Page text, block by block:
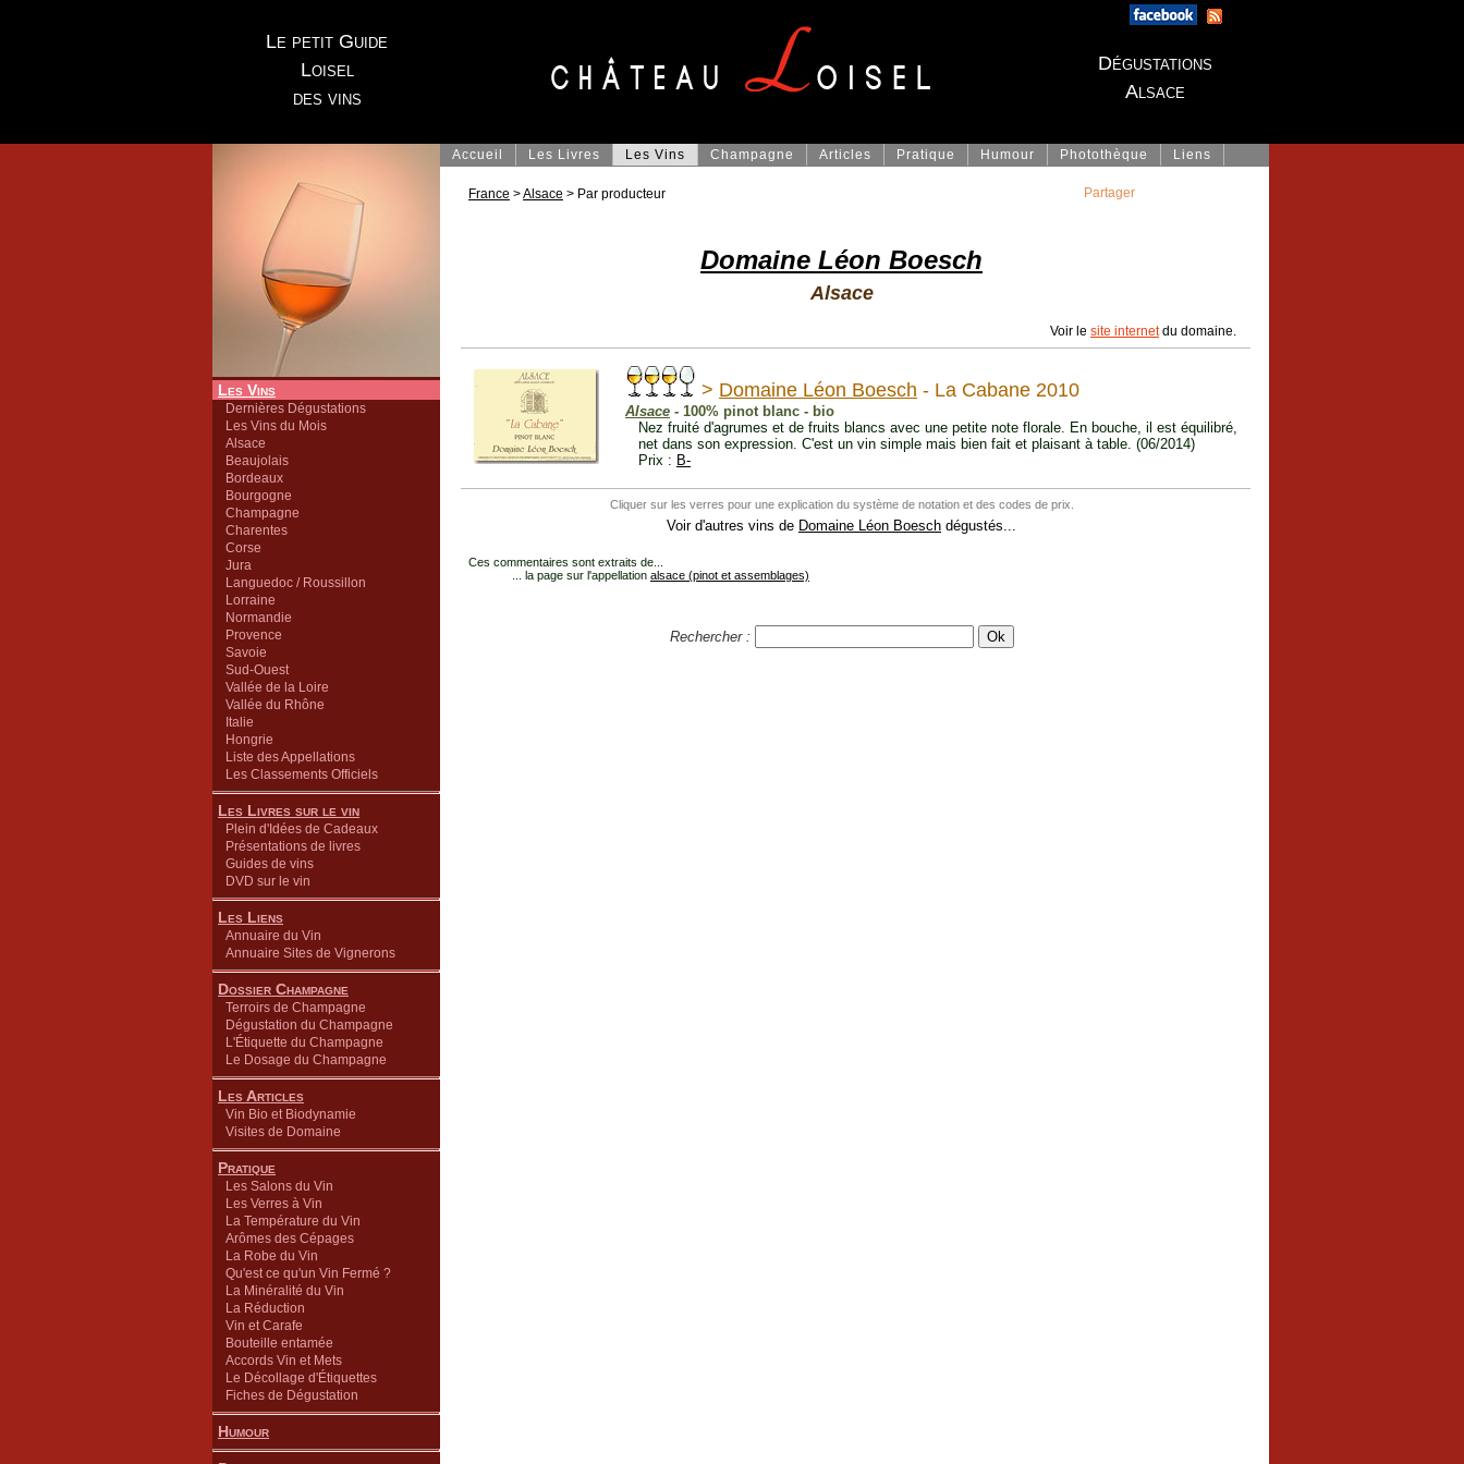
Le petit Guide
Loisel
des vins
Dégustations
Alsace
Les Vins
Dernières Dégustations
Les Vins du Mois
Alsace
Beaujolais
Bordeaux
Bourgogne
Champagne
Charentes
Corse
Jura
Languedoc / Roussillon
Lorraine
Normandie
Provence
Savoie
Sud-Ouest
Vallée de la Loire
Vallée du Rhône
Italie
Hongrie
Liste des Appellations
Les Classements Officiels
Les Livres sur le vin
Plein d'Idées de Cadeaux
Présentations de livres
Guides de vins
DVD sur le vin
Les Liens
Annuaire du Vin
Annuaire Sites de Vignerons
Dossier Champagne
Terroirs de Champagne
Dégustation du Champagne
L'Étiquette du Champagne
Le Dosage du Champagne
Les Articles
Vin Bio et Biodynamie
Visites de Domaine
Pratique
Les Salons du Vin
Les Verres à Vin
La Température du Vin
Arômes des Cépages
La Robe du Vin
Qu'est ce qu'un Vin Fermé ?
La Minéralité du Vin
La Réduction
Vin et Carafe
Bouteille entamée
Accords Vin et Mets
Le Décollage d'Étiquettes
Fiches de Dégustation
Humour
Accueil Les Livres Les Vins Champagne Articles Pratique Humour Photothèque Liens
France >Alsace > Par producteur
Domaine Léon Boesch
Alsace
Voir le site internetdu domaine.
> Domaine Léon Boesch - La Cabane 2010
Alsace - 100% pinot blanc - bio
Nez fruité d'agrumes et de fruits blancs avec une petite note florale. En bouche, il est équilibré,
net dans son expression. C'est un vin simple mais bien fait et plaisant à table. (06/2014)
Prix : B-
Cliquer sur les verres pour une explication du système de notation et des codes de prix.
Voir d'autres vins de Domaine Léon Boesch dégustés...
Ces commentaires sont extraits de...
... la page sur l'appellation alsace (pinot et assemblages)
Rechercher :
Partager